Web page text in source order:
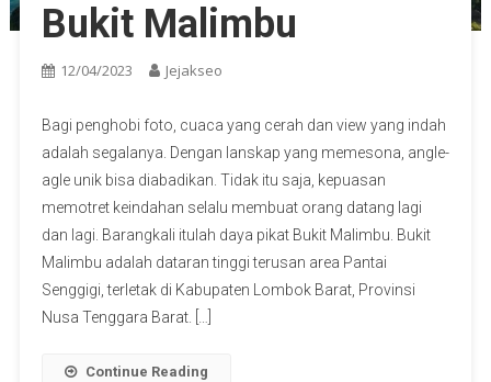
Bukit Malimbu
12/04/2023 Jejakseo
Bagi penghobi foto, cuaca yang cerah dan view yang indah
adalah segalanya. Dengan lanskap yang memesona, angle-
agle unik bisa diabadikan. Tidak itu saja, kepuasan
memotret keindahan selalu membuat orang datang lagi
dan lagi. Barangkali itulah daya pikat Bukit Malimbu. Bukit
Malimbu adalah dataran tinggi terusan area Pantai
Senggigi, terletak di Kabupaten Lombok Barat, Provinsi
Nusa Tenggara Barat. […]
Continue Reading